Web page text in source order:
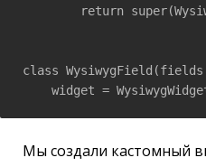
return
class
widget =
Мы создали кастомный